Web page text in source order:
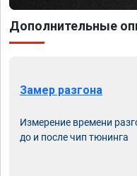
Дополнительные
Замер разгона
Измерение времени
до и после чип тюнинга